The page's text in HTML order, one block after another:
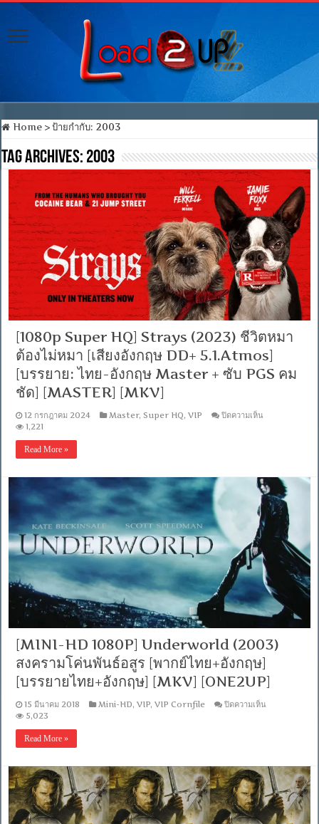
Home > ป้ายกำกับ:2003
Tag Archives: 2003
[1080p Super HQ] Strays (2023) ชีวิตหมา
ต้องไม่หมา [เสียงอังกฤษ DD+ 5.1.Atmos]
[บรรยาย: ไทย-อังกฤษ Master + ซับ PGS คม
ชัด] [MASTER] [MKV]
12 กรกฎาคม 2024 Master,Super HQ,VIP ปิดความเห็น
ชีวิต
หมา
ต้อง
ไม่
หมา
[เสียง
อังกฤษ
DD+
5.1.Atmos]
[บรรยาย:
ไทย-
อังกฤษ
ซับ
PGS
คม
ชัด]
[MKV]
1,221
Read More »
[MINI-HD 1080P] Underworld (2003)
สงครามโค่นพันธ์อสูร [พากย์ไทย+อังกฤษ]
[บรรยายไทย+อังกฤษ] [MKV] [ONE2UP]
15 มีนาคม 2018 Mini-HD,VIP,VIP Cornfile ปิดความเห็น
สงคราม
โค่น
พันธ์
อสูร
[พากย์
5,023
Read More »